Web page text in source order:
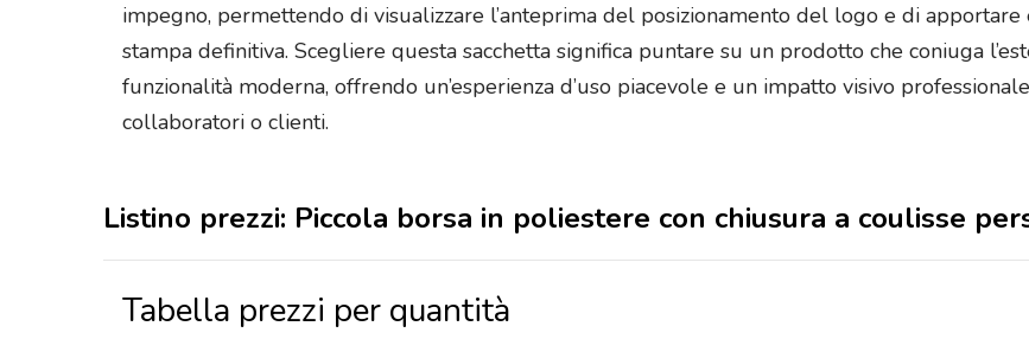
impegno, permettendo di visualizzare l’anteprima del posizionamento del logo e di
stampa definitiva. Scegliere questa sacchetta significa puntare su un prodotto che coniuga
funzionalità moderna, offrendo un’esperienza d’uso piacevole e un impatto visivo
collaboratori o clienti.
Listino prezzi: Piccola borsa in poliestere con chiusura a coulisse
Tabella prezzi per quantità